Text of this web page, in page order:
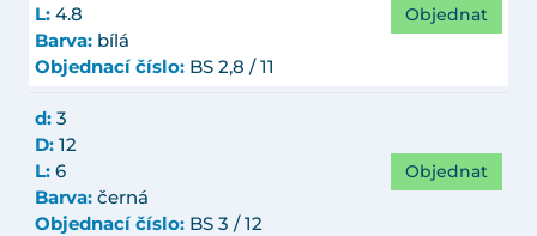
L: 4.8
Barva: bílá
Objednací číslo: BS 2,8 / 11
Objednat
d: 3
D: 12
L: 6
Barva: černá
Objednací číslo: BS 3 / 12
Objednat